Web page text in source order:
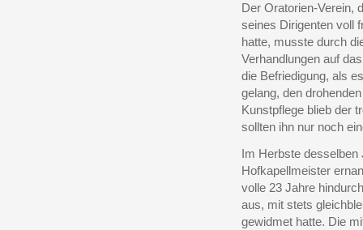
Der Oratorien-Verein,
seines Dirigenten voll
hatte, musste durch
Verhandlungen auf
die Befriedigung, als
gelang, den
Kunstpflege blieb der
sollten ihn nur noch
Im Herbste desselben
Hofkapellmeister
volle 23 Jahre
aus, mit stets
gewidmet hatte. Die